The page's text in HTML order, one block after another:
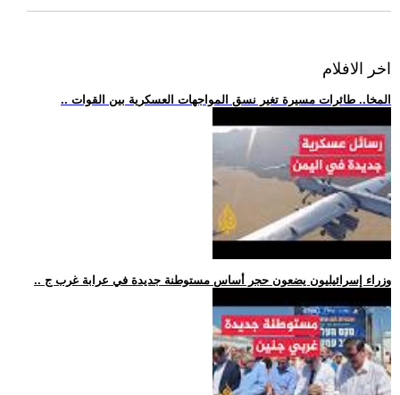
اخر الافلام
.. المخا.. طائرات مسيرة تغير نسق المواجهات العسكرية بين القوات
.. وزراء إسرائيليون يضعون حجر أساس مستوطنة جديدة في عرابة غرب ج